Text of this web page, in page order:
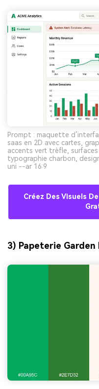
Prompt : maquette
saas en 2D avec cartes,
accents vert trèfle,
typographie charbon,
uni --ar 16:9
Créez Des Visuels
3) Papeterie Garden